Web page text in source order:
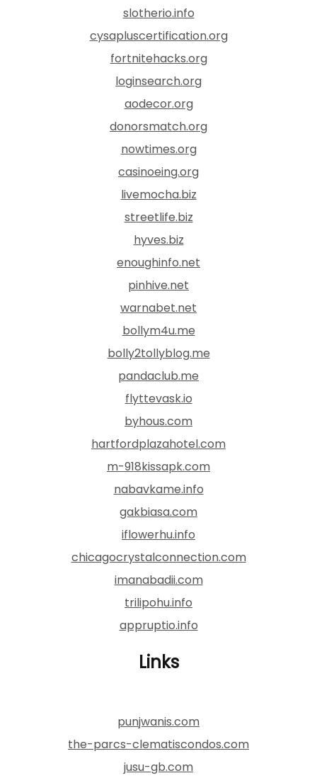
slotherio.info
cysapluscertification.org
fortnitehacks.org
loginsearch.org
aodecor.org
donorsmatch.org
nowtimes.org
casinoeing.org
livemocha.biz
streetlife.biz
hyves.biz
enoughinfo.net
pinhive.net
warnabet.net
bollym4u.me
bolly2tollyblog.me
pandaclub.me
flyttevask.io
byhous.com
hartfordplazahotel.com
m-918kissapk.com
nabavkame.info
gakbiasa.com
iflowerhu.info
chicagocrystalconnection.com
imanabadii.com
trilipohu.info
appruptio.info
Links
punjwanis.com
the-parcs-clematiscondos.com
jusu-gb.com